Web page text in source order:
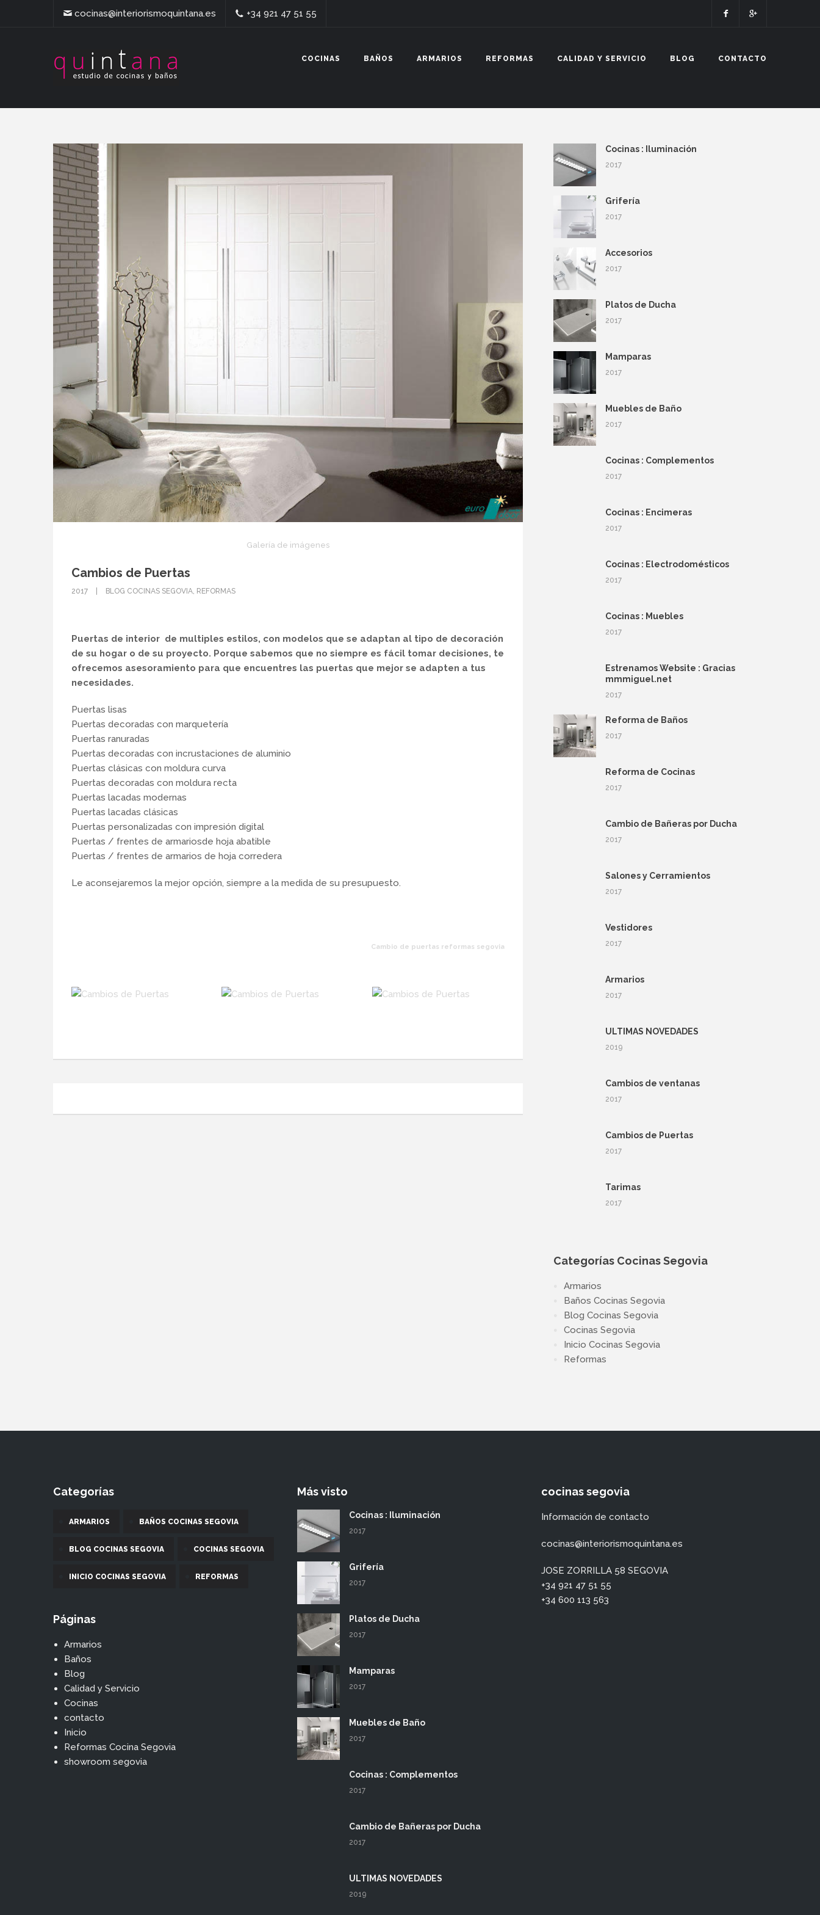
cocinas@interiorismoquintana.es +34 921 47 51 55
COCINAS BAÑOS ARMARIOS REFORMAS CALIDAD Y SERVICIO BLOG CONTACTO
Galería de imágenes
Cambios de Puertas
2017 BLOG COCINAS SEGOVIA, REFORMAS
Puertas de interior de multiples estilos, con modelos que se adaptan al tipo de decoración
de su hogar o de su proyecto. Porque sabemos que no siempre es fácil tomar decisiones, te
ofrecemos asesoramiento para que encuentres las puertas que mejor se adapten a tus
necesidades.
Puertas lisas
Puertas decoradas con marquetería
Puertas ranuradas
Puertas decoradas con incrustaciones de aluminio
Puertas clásicas con moldura curva
Puertas decoradas con moldura recta
Puertas lacadas modernas
Puertas lacadas clásicas
Puertas personalizadas con impresión digital
Puertas / frentes de armariosde hoja abatible
Puertas / frentes de armarios de hoja corredera
Le aconsejaremos la mejor opción, siempre a la medida de su presupuesto.
Cambio de puertas reformas segovia
Cocinas : Iluminación
2017
Grifería
2017
Accesorios
2017
Platos de Ducha
2017
Mamparas
2017
Muebles de Baño
2017
Cocinas : Complementos
2017
Cocinas : Encimeras
2017
Cocinas : Electrodomésticos
2017
Cocinas : Muebles
2017
Estrenamos Website : Gracias
mmmiguel.net
2017
Reforma de Baños
2017
Reforma de Cocinas
2017
Cambio de Bañeras por Ducha
2017
Salones y Cerramientos
2017
Vestidores
2017
Armarios
2017
ULTIMAS NOVEDADES
2019
Cambios de ventanas
2017
Cambios de Puertas
2017
Tarimas
2017
Categorías Cocinas Segovia
Armarios
Baños Cocinas Segovia
Blog Cocinas Segovia
Cocinas Segovia
Inicio Cocinas Segovia
Reformas
Categorías
ARMARIOS BAÑOS COCINAS SEGOVIA
BLOG COCINAS SEGOVIA COCINAS SEGOVIA
INICIO COCINAS SEGOVIA REFORMAS
Páginas
Armarios
Baños
Blog
Calidad y Servicio
Cocinas
contacto
Inicio
Reformas Cocina Segovia
showroom segovia
Más visto
Cocinas : Iluminación
2017
Grifería
2017
Platos de Ducha
2017
Mamparas
2017
Muebles de Baño
2017
Cocinas : Complementos
2017
Cambio de Bañeras por Ducha
2017
ULTIMAS NOVEDADES
2019
cocinas segovia
Información de contacto
cocinas@interiorismoquintana.es
JOSE ZORRILLA 58 SEGOVIA
+34 921 47 51 55
+34 600 113 563